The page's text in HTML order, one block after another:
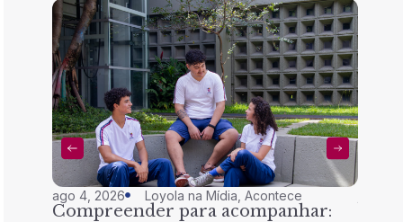
ago 4, 2026 Loyola na Mídia ,Acontece
Compreender para acompanhar: